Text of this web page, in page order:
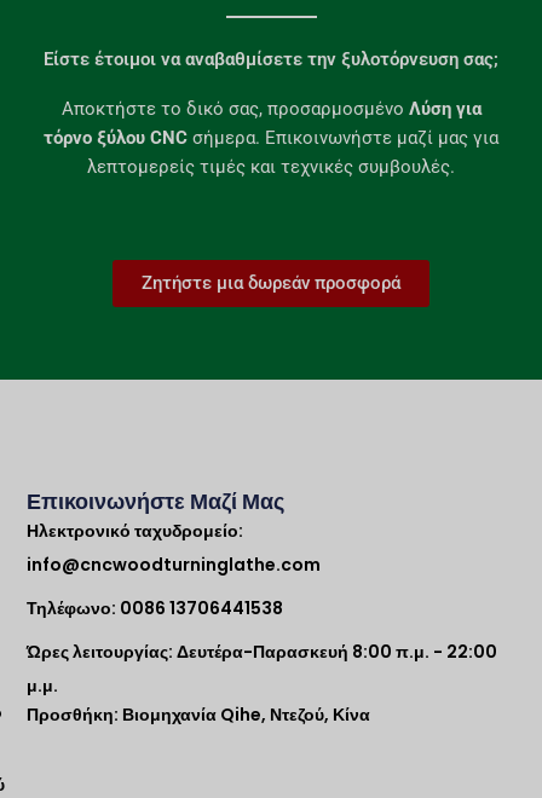
Είστε έτοιμοι να αναβαθμίσετε την ξυλοτόρνευση σας;​
Αποκτήστε το δικό σας, προσαρμοσμένο Λύση για
τόρνο ξύλου CNC σήμερα. Επικοινωνήστε μαζί μας για
λεπτομερείς τιμές και τεχνικές συμβουλές.
Ζητήστε μια δωρεάν προσφορά
Επικοινωνήστε Μαζί Μας
Ηλεκτρονικό ταχυδρομείο:
info@cncwoodturninglathe.com
Τηλέφωνο: 0086 13706441538
Ώρες λειτουργίας: Δευτέρα-Παρασκευή 8:00 π.μ. - 22:00
μ.μ.
Προσθήκη: Βιομηχανία Qihe, Ντεζού, Κίνα